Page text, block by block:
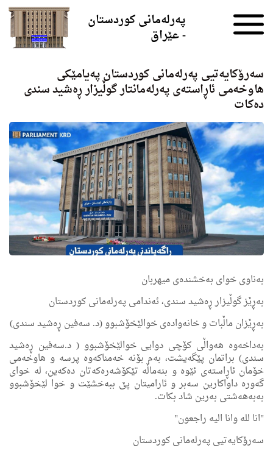
پەرلەمانی کوردستان
- عێراق
سەرۆکایەتیی پەرلەمانی کوردستان پەیامێکی
هاوخەمی ئاڕاستەی پەرلەمانتار گوڵیزار ڕەشید سندی
دەکات
بەناوی خوای بەخشندەی میهربان
بەڕێز گوڵیزار ڕەشید سندی، ئەندامی پەرلەمانی کوردستان
بەڕێزان ماڵبات و خانەوادەی خوالێخۆشبوو (د. سەفین ڕەشید سندی)
بەداخەوە هەواڵی کۆچی دوایی خوالێخۆشبوو ( د.سەفین ڕەشید
سندی) براتمان پێگەیشت، بەم بۆنە خەمناکەوە پرسە و هاوخەمی
خۆمان ئاڕاستەی ئێوە و بنەماڵە تێکۆشەرەکەتان دەکەین، لە خوای
گەورە داواکارین سەبر و ئارامیتان پێ ببەخشێت و خوا لێخۆشبوو
بەبەهەشتی بەرین شاد بکات.
"انا لله وانا الیه راجعون"
سەرۆکایەتیی پەرلەمانی کوردستان